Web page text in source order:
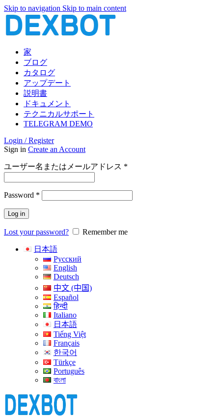
Skip to navigation Skip to main content
家
ブログ
カタログ
アップデート
説明書
ドキュメント
テクニカルサポート
TELEGRAM DEMO
Login / Register
Sign in Create an Account
ユーザー名またはメールアドレス *
Password *
Log in
Lost your password? Remember me
日本語
Русский
English
Deutsch
中文 (中国)
Español
हिन्दी
Italiano
日本語
Tiếng Việt
Français
한국어
Türkçe
Português
বাংলা